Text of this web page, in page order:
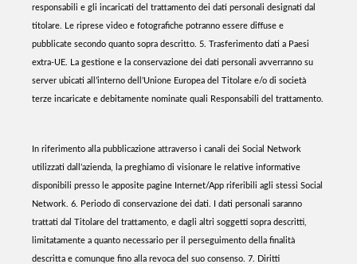
responsabili e gli incaricati del trattamento dei dati personali designati dal
titolare. Le riprese video e fotografiche potranno essere diffuse e
pubblicate secondo quanto sopra descritto. 5. Trasferimento dati a Paesi
extra-UE. La gestione e la conservazione dei dati personali avverranno su
server ubicati all’interno dell’Unione Europea del Titolare e/o di società
terze incaricate e debitamente nominate quali Responsabili del trattamento.
In riferimento alla pubblicazione attraverso i canali dei Social Network
utilizzati dall’azienda, la preghiamo di visionare le relative informative
disponibili presso le apposite pagine Internet/App riferibili agli stessi Social
Network. 6. Periodo di conservazione dei dati. I dati personali saranno
trattati dal Titolare del trattamento, e dagli altri soggetti sopra descritti,
limitatamente a quanto necessario per il perseguimento della finalità
descritta e comunque fino alla revoca del suo consenso. 7. Diritti